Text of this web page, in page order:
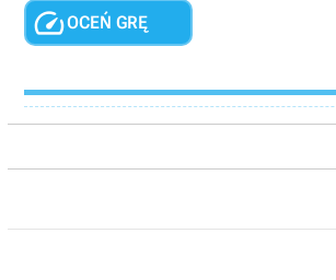
OCEŃ GRĘ